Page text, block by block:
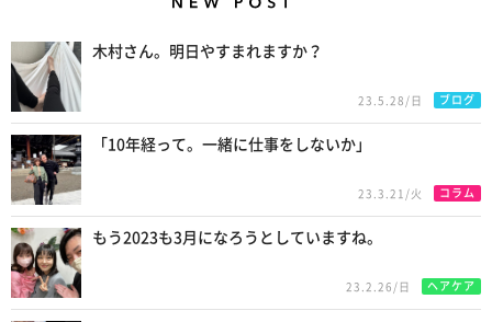
木村さん。明日やすまれますか？
23.5.28/日 ブログ
「10年経って。一緒に仕事をしないか」
23.3.21/火 コラム
もう2023も3月になろうとしていますね。
23.2.26/日 ヘアケア